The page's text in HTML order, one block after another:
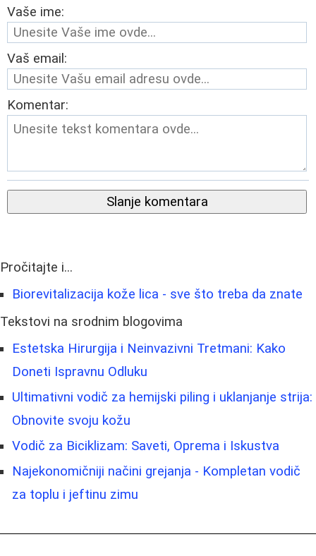
Vaše ime:
Vaš email:
Komentar:
Slanje komentara
Pročitajte i...
Biorevitalizacija kože lica - sve što treba da znate
Tekstovi na srodnim blogovima
Estetska Hirurgija i Neinvazivni Tretmani: Kako
Doneti Ispravnu Odluku
Ultimativni vodič za hemijski piling i uklanjanje strija:
Obnovite svoju kožu
Vodič za Biciklizam: Saveti, Oprema i Iskustva
Najekonomičniji načini grejanja - Kompletan vodič
za toplu i jeftinu zimu